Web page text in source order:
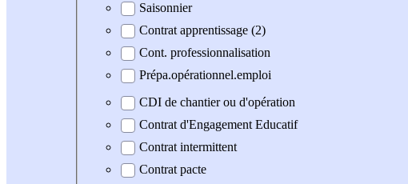
Saisonnier
Contrat apprentissage (2)
Cont. professionnalisation
Prépa.opérationnel.emploi
CDI de chantier ou d'opération
Contrat d'Engagement Educatif
Contrat intermittent
Contrat pacte